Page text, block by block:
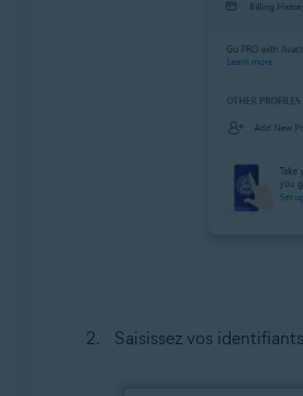
Saisissez vos